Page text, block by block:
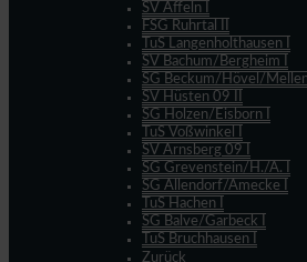
SV Affeln I
FSG Ruhrtal II
TuS Langenholthausen I
SV Bachum/Bergheim I
SG Beckum/Hövel/Mellen
SV Hüsten 09 II
SG Holzen/Eisborn I
TuS Voßwinkel I
SV Arnsberg 09 I
SG Grevenstein/H./A. I
SG Allendorf/Amecke I
TuS Hachen I
SG Balve/Garbeck I
TuS Bruchhausen I
Zurück